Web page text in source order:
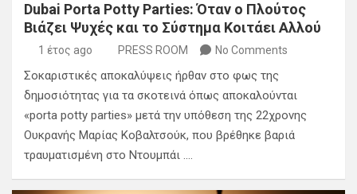
Dubai Porta Potty Parties: Όταν ο Πλούτος
Βιάζει Ψυχές και το Σύστημα Κοιτάει Αλλού
1 έτος ago PRESS ROOM No Comments
Σοκαριστικές αποκαλύψεις ήρθαν στο φως της
δημοσιότητας για τα σκοτεινά όπως αποκαλούνται
«porta potty parties» μετά την υπόθεση της 22χρονης
Ουκρανής Μαρίας Κοβαλτσούκ, που βρέθηκε βαριά
τραυματισμένη στο Ντουμπάι .…